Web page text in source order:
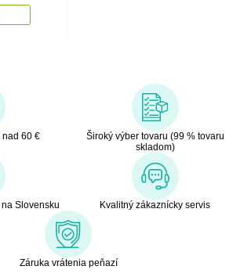
nad 60 €
Široký výber tovaru (99 % tovaru
skladom)
Slovensku Kvalitný zákaznícky servis
Záruka vrátenia peňazí